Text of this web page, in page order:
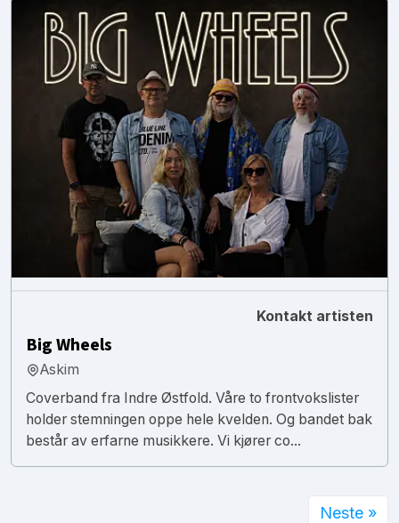
Kontakt artisten
Big Wheels
Askim
Coverband fra Indre Østfold. Våre to frontvokslister
holder stemningen oppe hele kvelden. Og bandet bak
består av erfarne musikkere. Vi kjører co...
Neste »